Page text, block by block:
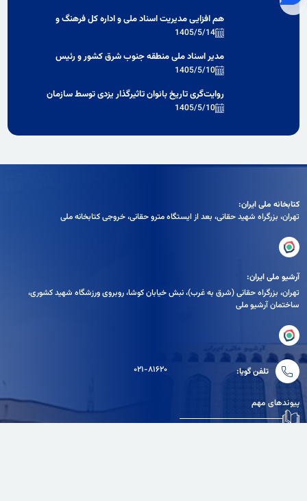
هم‌ افزایی مدیریت اسناد ملی و اداره کل فرهنگ و
ارشاد اسلامی کرمان برای برگزاری همایش تاریخ
1405/5/14
مدیر اسناد ملی منطقه جنوب شرق کشور و رئیس
دانشگاه آزاد اسلامی استان کرمان بر همکاری در
1405/5/10
روایت‌گری تاریخ بانوان تاثیرگذار یزدی توسط سازمان
اسناد و کتابخانه ملی استان یزد
1405/5/10
کتابخانه ملی ایران:
تهران، بزرگراه شهيد حقانی، بعد از ايستگاه مترو حقانی، خروجی كتابخانه ملی
آرشیو ملی ایران:
تهران، بزرگراه حقانی (شرق به غرب)، نبش خیابان کوشا، روبروی ورزشگاه شهید کشوری،
ساختمان آرشیو ملی
تلفن گویا: ۰۲۱-۸۱۶۲۰
پیوندهای مهم